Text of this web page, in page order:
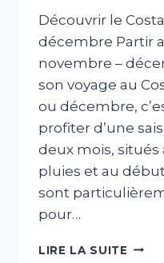
Découvrir le
décembre Partir
novembre –
son voyage au
ou décembre,
profiter d’une
deux mois, situés
pluies et au
sont
pour…
LIRE LA SUITE